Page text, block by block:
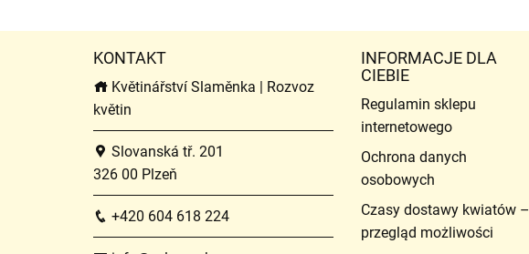
KONTAKT
Květinářství Slaměnka | Rozvoz
květin
Slovanská tř. 201
326 00 Plzeň
+420 604 618 224
INFORMACJE DLA
CIEBIE
Regulamin sklepu
internetowego
Ochrona danych
osobowych
Czasy dostawy kwiatów –
przegląd możliwości